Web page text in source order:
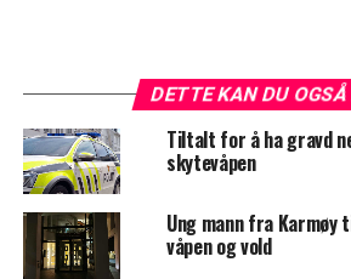
DETTE KAN DU
Tiltalt for å ha gravd
skytevåpen
Ung mann fra
våpen og vold